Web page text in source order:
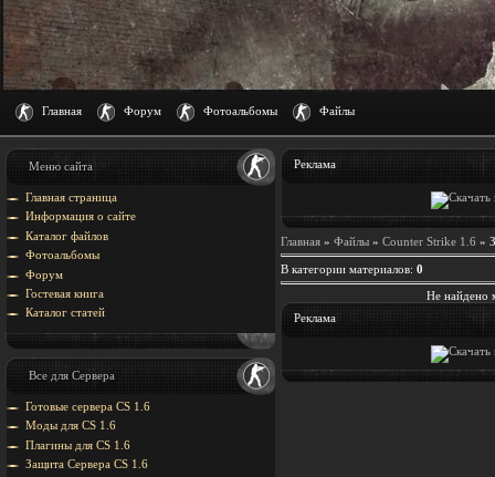
Главная Форум Фотоальбомы Файлы
Меню сайта
Главная страница
Информация о сайте
Каталог файлов
Фотоальбомы
Форум
Гостевая книга
Каталог статей
Все для Сервера
Готовые сервера CS 1.6
Моды для CS 1.6
Плагины для CS 1.6
Защита Cервера CS 1.6
Реклама
Главная » Файлы » Counter Strike 1.6 »
В категории материалов: 0
Не найдено
Реклама